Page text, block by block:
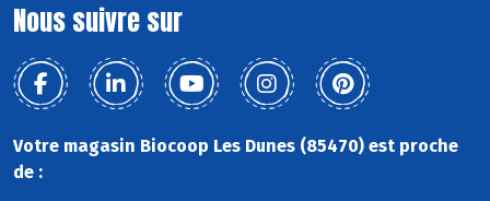
Nous suivre sur
Votre magasin Biocoop Les Dunes (85470) est proche
de :